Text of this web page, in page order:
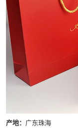
产地： 广东珠海